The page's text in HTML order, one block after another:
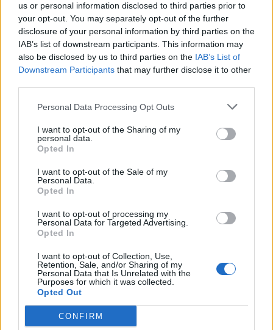
us or personal information disclosed to third parties prior to
your opt-out. You may separately opt-out of the further
disclosure of your personal information by third parties on the
IAB’s list of downstream participants. This information may
also be disclosed by us to third parties on the IAB’s List of
Downstream Participants that may further disclose it to other
Personal Data Processing Opt Outs
I want to opt-out of the Sharing of my
personal data.
Opted In
I want to opt-out of the Sale of my
Personal Data.
Opted In
I want to opt-out of processing my
Personal Data for Targeted Advertising.
Opted In
I want to opt-out of Collection, Use,
Retention, Sale, and/or Sharing of my
Personal Data that Is Unrelated with the
Purposes for which it was collected.
Opted Out
CONFIRM
Σχετικά Άρθρα